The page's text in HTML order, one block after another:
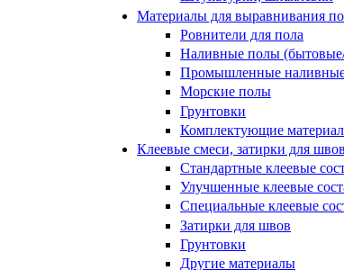
Материалы для выравнивания
Ровнители для пола
Наливные полы
Промышленные
Морские полы
Грунтовки
Комплектующие
Клеевые смеси, затирки для швов
Стандартные клеевые
Улучшенные клеевые
Специальные клеевые
Затирки для швов
Грунтовки
Другие материалы